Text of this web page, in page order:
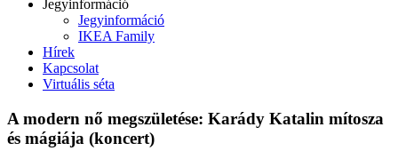
Jegyinformáció
Jegyinformáció
IKEA Family
Hírek
Kapcsolat
Virtuális séta
A modern nő megszületése: Karády Katalin mítosza
és mágiája (koncert)